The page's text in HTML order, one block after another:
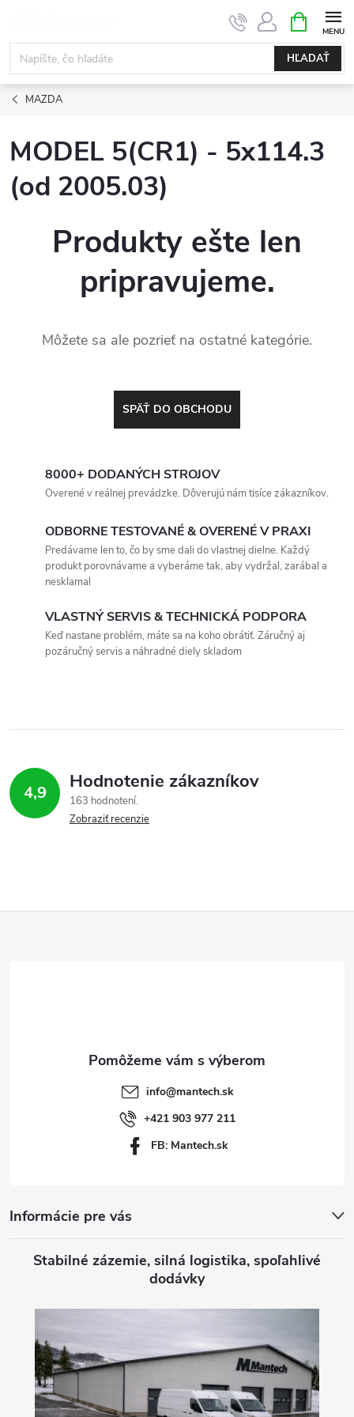
obsah
HĽADAŤ
KOŠÍK
MAZDA
MODEL 5(CR1) - 5x114.3
(od 2005.03)
Produkty ešte len
pripravujeme.
Môžete sa ale pozrieť na ostatné kategórie.
SPÄŤ DO OBCHODU
8000+ DODANÝCH STROJOV
Overené v reálnej prevádzke. Dôverujú nám tisíce zákazníkov.
ODBORNE TESTOVANÉ & OVERENÉ V PRAXI
Predávame len to, čo by sme dali do vlastnej dielne. Každý
produkt porovnávame a vyberáme tak, aby vydržal, zarábal a
nesklamal
VLASTNÝ SERVIS & TECHNICKÁ PODPORA
Keď nastane problém, máte sa na koho obrátiť. Záručný aj
pozáručný servis a náhradné diely skladom
4,9 Hodnotenie zákazníkov
163 hodnotení
Zobraziť recenzie
info@mantech.sk
+421 903 977 211
FB: Mantech.sk
Informácie pre vás
Stabilné zázemie, silná logistika, spoľahlivé
dodávky